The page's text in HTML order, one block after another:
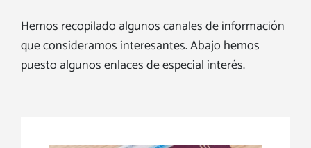
Hemos recopilado algunos canales de información
que consideramos interesantes. Abajo hemos
puesto algunos enlaces de especial interés.